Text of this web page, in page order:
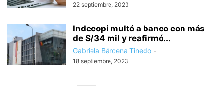
22 septiembre, 2023
Indecopi multó a banco con más
de S/34 mil y reafirmó...
Gabriela Bárcena Tinedo -
18 septiembre, 2023